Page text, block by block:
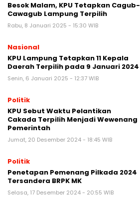
Besok Malam, KPU Tetapkan Cagub-
Cawagub Lampung Terpilih
Rabu, 8 Januari 2025 - 15:30 WIB
Nasional
KPU Lampung Tetapkan 11 Kepala
Daerah Terpilih pada 9 Januari 2024
Senin, 6 Januari 2025 - 12:37 WIB
Politik
KPU Sebut Waktu Pelantikan
Cakada Terpilih Menjadi Wewenang
Pemerintah
Jumat, 20 Desember 2024 - 18:45 WIB
Politik
Penetapan Pemenang Pilkada 2024
Tersandera BRPK MK
Selasa, 17 Desember 2024 - 20:55 WIB